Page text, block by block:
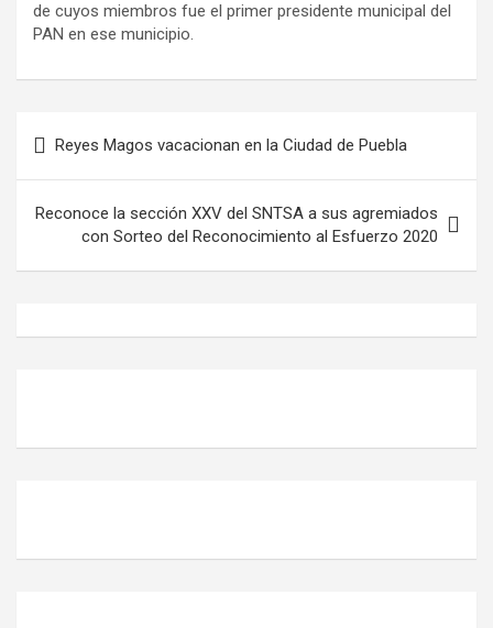
de cuyos miembros fue el primer presidente municipal del
PAN en ese municipio.
de
entradas
Reyes Magos vacacionan en la Ciudad de Puebla
Reconoce la sección XXV del SNTSA a sus agremiados
con Sorteo del Reconocimiento al Esfuerzo 2020